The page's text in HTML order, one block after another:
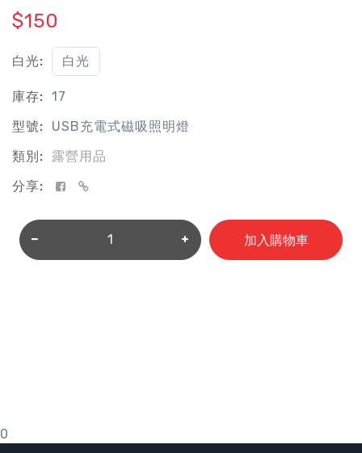
$150
白光: 白光
庫存:
17
型號:
USB充電式磁吸照明燈
類別:
露營用品
分享:
加入購物車
0